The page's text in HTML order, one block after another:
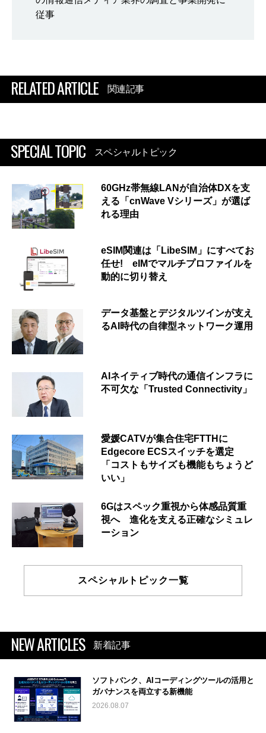
従事
RELATED ARTICLE 関連記事
SPECIAL TOPIC スペシャルトピック
60GHz帯無線LANが自治体DXを支
える「cnWave Vシリーズ」が選ば
れる理由
eSIM関連は「LibeSIM」にすべてお
任せ! eIMでマルチプロファイルを
動的に切り替え
データ基盤とデジタルツインが支え
るAI時代の自律型ネットワーク運用
AIネイティブ時代の通信インフラに
不可欠な「Trusted Connectivity」
愛媛CATVが集合住宅FTTHに
Edgecore ECSスイッチを選定
「コストもサイズも機能もちょうど
いい」
6Gはスペック重視から体感品質重
視へ 進化を支える正確なシミュレ
ーション
スペシャルトピック一覧
NEW ARTICLES 新着記事
ソフトバンク、AIコーディングツールの活用と
ガバナンスを両立する新機能
2026.08.07